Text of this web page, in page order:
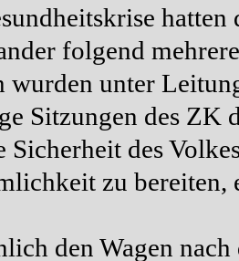
folgend
wurden unter
Sitzungen des ZK
Sicherheit des
zu bereiten,
den Wagen